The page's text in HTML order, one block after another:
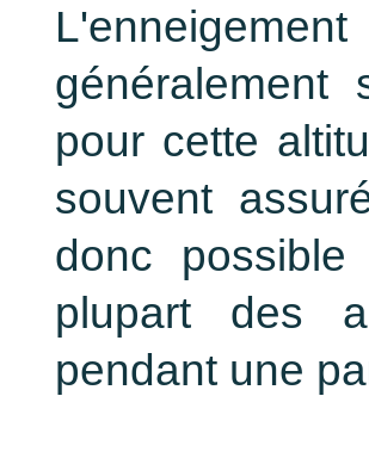
généralement
pour cette
souvent
donc
plupart des
pendant une